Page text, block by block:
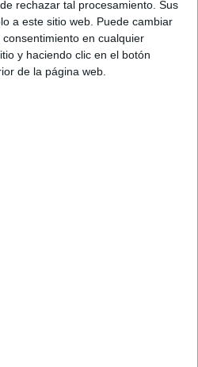
rechazar tal procesamiento. Sus
a este sitio web. Puede cambiar
en cualquier
y haciendo clic en el botón
de la página web.